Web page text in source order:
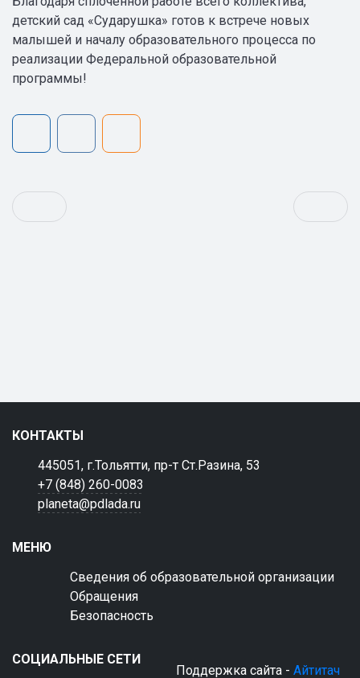
детский сад «Сударушка» готов к встрече новых
малышей и началу образовательного процесса по
реализации Федеральной образовательной
программы!
КОНТАКТЫ
445051, г.Тольятти, пр-т Ст.Разина, 53
+7 (848) 260-0083
planeta@pdlada.ru
МЕНЮ
Сведения об образовательной организации
Обращения
Безопасность
СОЦИАЛЬНЫЕ СЕТИ
Поддержка сайта - Айтитач